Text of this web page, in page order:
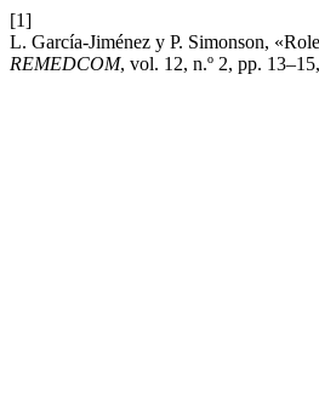
[1]
L. García-Jiménez y P. Simonson,
REMEDCOM, vol. 12, n.º 2, pp.